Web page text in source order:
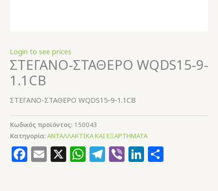
Login to see prices
ΣΤΕΓΑΝΟ-ΣΤΑΘΕΡΟ WQDS15-9-
1.1CB
ΣΤΕΓΑΝΟ-ΣΤΑΘΕΡΟ WQDS15-9-1.1CB
Κωδικός προϊόντος: 150043
Κατηγορία: ΑΝΤΑΛΛΑΚΤΙΚΑ ΚΑΙ ΕΞΑΡΤΗΜΑΤΑ
Facebook
Email
X WhatsApp
Telegram
ViberLinkedIn